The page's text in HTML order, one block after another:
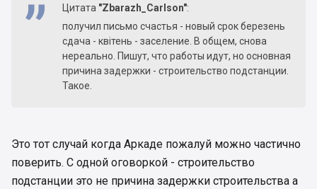
Цитата "Zbarazh_Carlson":
получил письмо счастья - новый срок березень
сдача - квітень - заселение. В общем, снова
нереально. Пишут, что работы идут, но основная
причина задержки - строительство подстанции.
Такое.
Это тот случай когда Аркаде пожалуй можно частично
поверить. С одной оговоркой - строительство
подстанции это не причина задержки строительства а